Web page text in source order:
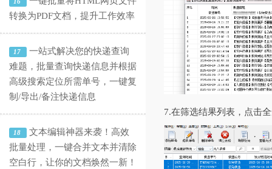
转换为PDF文档，提升工作效率
17
一站式解决您的快递查询
难题，批量查询快递信息并根据
高级搜索定位所需单号，一键复
制/导出/备注快递信息
18
文本编辑神器来袭！高效
批量处理，一键合并文本并清除
空白行，让你的文档焕然一新！
7.在筛选结果列表，点击